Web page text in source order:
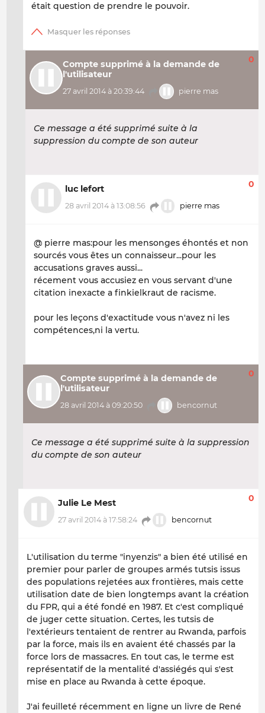
était question de prendre le pouvoir.
Compte supprimé à la demande de
l'utilisateur
27 avril 2014 à 20:39:44 pierre mas
0
Ce message a été supprimé suite à la
suppression du compte de son auteur
luc lefort
28 avril 2014 à 13:08:56 pierre mas
0
@ pierre mas:pour les mensonges éhontés et non
sourcés vous êtes un connaisseur...pour les
accusations graves aussi...
récement vous accusiez en vous servant d'une
citation inexacte a finkielkraut de racisme.
pour les leçons d'exactitude vous n'avez ni les
compétences,ni la vertu.
Compte supprimé à la demande de
l'utilisateur
28 avril 2014 à 09:20:50 bencornut
0
Ce message a été supprimé suite à la suppression
du compte de son auteur
Julie Le Mest
27 avril 2014 à 17:58:24 bencornut
0
L'utilisation du terme "inyenzis" a bien été utilisé en
premier pour parler de groupes armés tutsis issus
des populations rejetées aux frontières, mais cette
utilisation date de bien longtemps avant la création
du FPR, qui a été fondé en 1987. Et c'est compliqué
de juger cette situation. Certes, les tutsis de
l'extérieurs tentaient de rentrer au Rwanda, parfois
par la force, mais ils en avaient été chassés par la
force lors de massacres. En tout cas, le terme est
représentatif de la mentalité d'assiégés qui s'est
mise en place au Rwanda à cette époque.
J'ai feuilleté récemment en ligne un livre de René